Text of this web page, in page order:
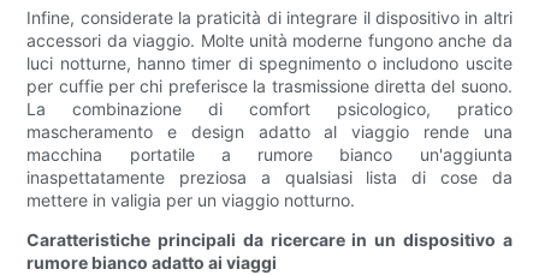
Infine, considerate la praticità di integrare il dispositivo in altri
accessori da viaggio. Molte unità moderne fungono anche da
luci notturne, hanno timer di spegnimento o includono uscite
per cuffie per chi preferisce la trasmissione diretta del suono.
La combinazione di comfort psicologico, pratico
mascheramento e design adatto al viaggio rende una
macchina portatile a rumore bianco un'aggiunta
inaspettatamente preziosa a qualsiasi lista di cose da
mettere in valigia per un viaggio notturno.
Caratteristiche principali da ricercare in un dispositivo a
rumore bianco adatto ai viaggi